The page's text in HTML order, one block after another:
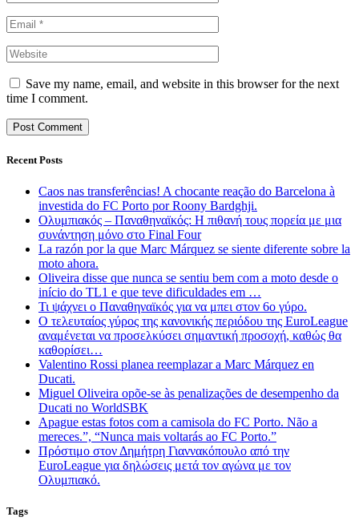
Save my name, email, and website in this browser for the next
time I comment.
Recent Posts
Caos nas transferências! A chocante reação do Barcelona à
investida do FC Porto por Roony Bardghji.
Ολυμπιακός – Παναθηναϊκός: Η πιθανή τους πορεία με μια
συνάντηση μόνο στο Final Four
La razón por la que Marc Márquez se siente diferente sobre la
moto ahora.
Oliveira disse que nunca se sentiu bem com a moto desde o
início do TL1 e que teve dificuldades em …
Τι ψάχνει ο Παναθηναϊκός για να μπει στον 6ο γύρο.
Ο τελευταίος γύρος της κανονικής περιόδου της EuroLeague
αναμένεται να προσελκύσει σημαντική προσοχή, καθώς θα
καθορίσει…
Valentino Rossi planea reemplazar a Marc Márquez en
Ducati.
Miguel Oliveira opõe-se às penalizações de desempenho da
Ducati no WorldSBK
Apague estas fotos com a camisola do FC Porto. Não a
mereces.”, “Nunca mais voltarás ao FC Porto.”
Πρόστιμο στον Δημήτρη Γιαννακόπουλο από την
EuroLeague για δηλώσεις μετά τον αγώνα με τον
Ολυμπιακό.
Tags